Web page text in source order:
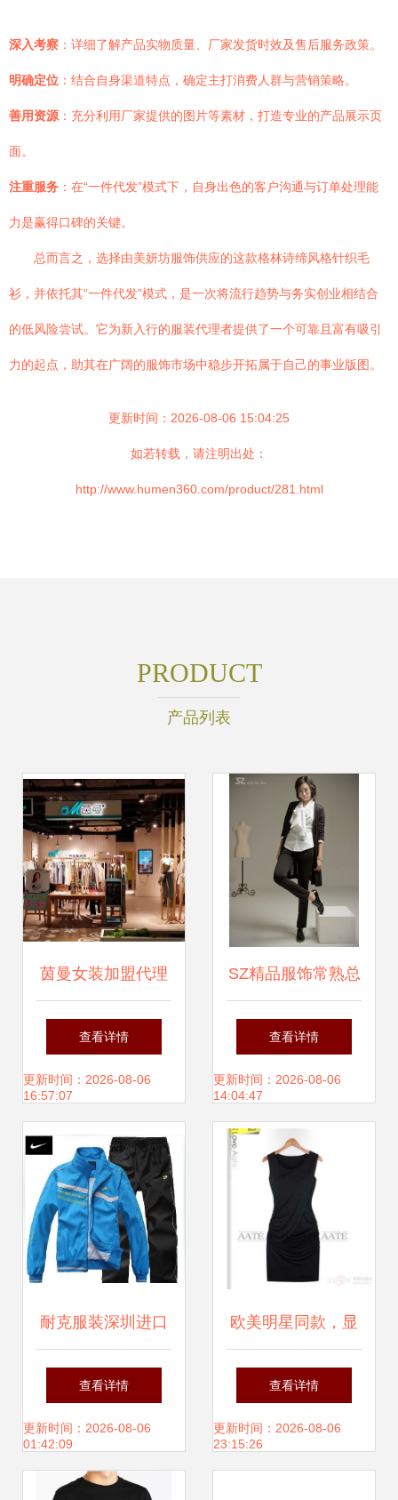
深入考察 ：详细了解产品实物质量、厂家发货时效及售后服务政策。
明确定位 ：结合自身渠道特点，确定主打消费人群与营销策略。
善用资源 ：充分利用厂家提供的图片等素材，打造专业的产品展示页
面。
注重服务 ：在“一件代发”模式下，自身出色的客户沟通与订单处理能
力是赢得口碑的关键。
总而言之，选择由美妍坊服饰供应的这款格林诗缔风格针织毛
衫，并依托其“一件代发”模式，是一次将流行趋势与务实创业相结合
的低风险尝试。它为新入行的服装代理者提供了一个可靠且富有吸引
力的起点，助其在广阔的服饰市场中稳步开拓属于自己的事业版图。
更新时间：2026-08-06 15:04:25
如若转载，请注明出处：
http://www.humen360.com/product/281.html
PRODUCT
产品列表
茵曼女装加盟代理
全攻略 条件、流程
与优势解析
查看详情
更新时间：2026-08-06
16:57:07
SZ精品服饰常熟总
代理 引领时尚潮
流，期待您的加入
查看详情
更新时间：2026-08-06
14:04:47
耐克服装深圳进口
清关 专业代理公司
助力高效通关
查看详情
更新时间：2026-08-06
01:42:09
欧美明星同款，显
瘦显气质 探秘杰卡
西新款礼服包臀连
查看详情
更新时间：2026-08-06
23:15:26